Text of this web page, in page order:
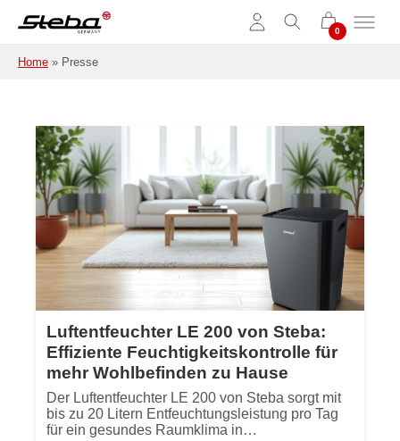
Home » Presse
Luftentfeuchter LE 200 von Steba:
Effiziente Feuchtigkeitskontrolle für
mehr Wohlbefinden zu Hause
Der Luftentfeuchter LE 200 von Steba sorgt mit
bis zu 20 Litern Entfeuchtungsleistung pro Tag
für ein gesundes Raumklima in…